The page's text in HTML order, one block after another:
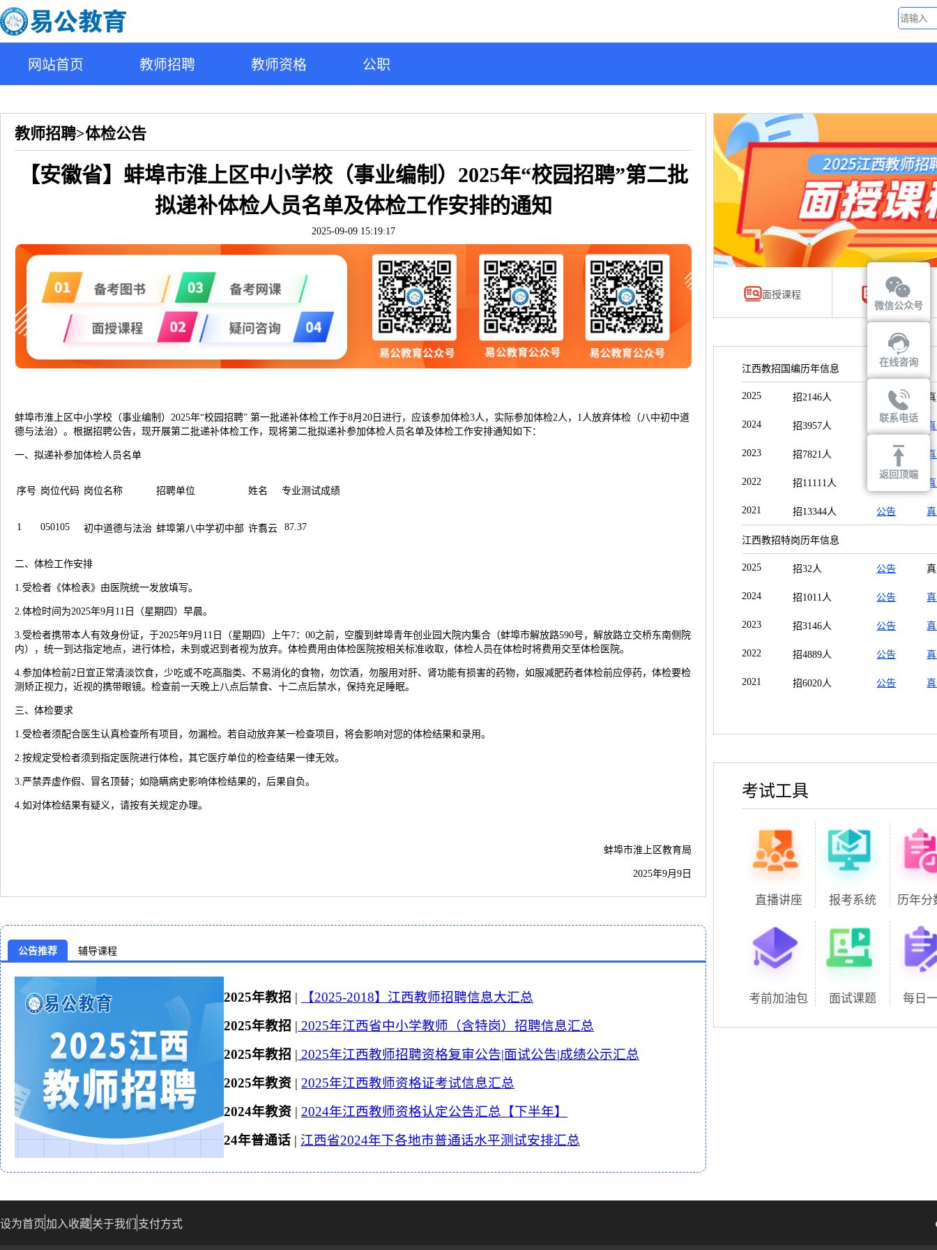
网站首页 教师招聘 教师资格 公职
教师招聘>体检公告
【安徽省】蚌埠市淮上区中小学校（事业编制）2025年“校园招聘”第二批
拟递补体检人员名单及体检工作安排的通知
2025-09-09 15:19:17
蚌埠市淮上区中小学校（事业编制）2025年“校园招聘” 第一批递补体检工作于8月20日进行，应该参加体检3人，实际参加体检2人，1人放弃体检（八中初中道
德与法治）。根据招聘公告，现开展第二批递补体检工作，现将第二批拟递补参加体检人员名单及体检工作安排通知如下：
一、拟递补参加体检人员名单
序号 岗位代码 岗位名称 招聘单位 姓名 专业测试成绩
1 050105 初中道德与法治 蚌埠第八中学初中部 许翥云 87.37
二、体检工作安排
1.受检者《体检表》由医院统一发放填写。
2.体检时间为2025年9月11日（星期四）早晨。
3.受检者携带本人有效身份证，于2025年9月11日（星期四）上午7：00之前，空腹到蚌埠青年创业园大院内集合（蚌埠市解放路590号，解放路立交桥东南侧院
内），统一到达指定地点，进行体检，未到或迟到者视为放弃。体检费用由体检医院按相关标准收取，体检人员在体检时将费用交至体检医院。
4.参加体检前2日宜正常清淡饮食，少吃或不吃高脂类、不易消化的食物，勿饮酒，勿服用对肝、肾功能有损害的药物，如服减肥药者体检前应停药，体检要检
测矫正视力，近视的携带眼镜。检查前一天晚上八点后禁食、十二点后禁水，保持充足睡眠。
三、体检要求
1.受检者须配合医生认真检查所有项目，勿漏检。若自动放弃某一检查项目，将会影响对您的体检结果和录用。
2.按规定受检者须到指定医院进行体检，其它医疗单位的检查结果一律无效。
3.严禁弄虚作假、冒名顶替；如隐瞒病史影响体检结果的，后果自负。
4.如对体检结果有疑义，请按有关规定办理。
蚌埠市淮上区教育局
2025年9月9日
公告推荐 辅导课程
2025年教招 |
【2025-2018】江西教师招聘信息大汇总
2025年教招 | 2025年江西省中小学教师（含特岗）招聘信息汇总
2025年教招 | 2025年江西教师招聘资格复审公告|面试公告|成绩公示汇总
2025年教资 | 2025年江西教师资格证考试信息汇总
2024年教资 | 2024年江西教师资格认定公告汇总【下半年】
24年普通话 | 江西省2024年下各地市普通话水平测试安排汇总
面授课程 网络课程
江西教招国编历年信息
2025 招2146人 公告
2024 招3957人 公告
2023 招7821人 公告
2022 招11111人
2021 招13344人 公告
江西教招特岗历年信息
2025 招32人 公告
2024 招1011人 公告
2023 招3146人 公告
2022 招4889人 公告
2021 招6020人 公告
考试工具
直播讲座 报考系统 历年分
考前加油包 面试课题 每日
设为首页 加入收藏关于我们 支付方式
微信公众号
在线咨询
联系电话
返回顶端